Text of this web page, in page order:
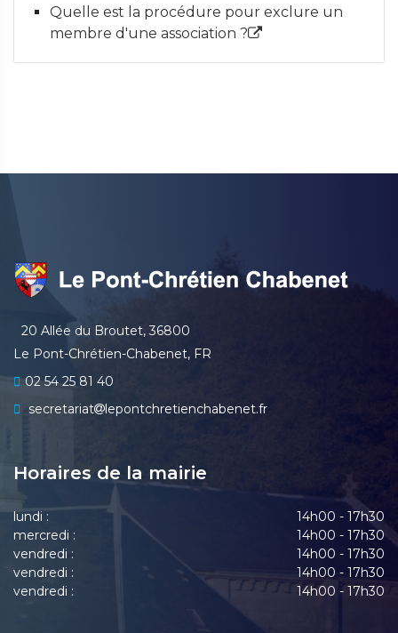
Quelle est la procédure pour exclure un
membre d'une association ?
20 Allée du Broutet, 36800
Le Pont-Chrétien-Chabenet, FR
02 54 25 81 40
secretariat
lepontchretienchabenet.fr
Horaires de la mairie
lundi :
14h00 - 17h30
mercredi :
14h00 - 17h30
vendredi :
14h00 - 17h30
vendredi :
14h00 - 17h30
vendredi :
14h00 - 17h30